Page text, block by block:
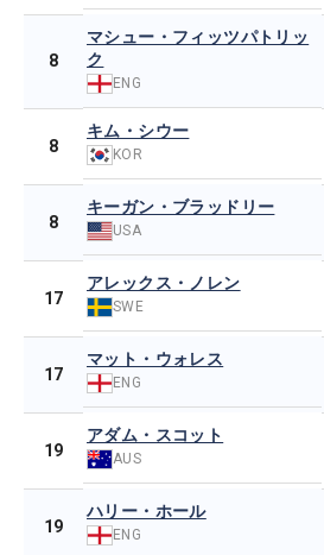
8
マシュー・フィッツパトリッ
ク
ENG
8
キム・シウー
KOR
8
キーガン・ブラッドリー
USA
17
アレックス・ノレン
SWE
17
マット・ウォレス
ENG
19
アダム・スコット
AUS
19
ハリー・ホール
ENG